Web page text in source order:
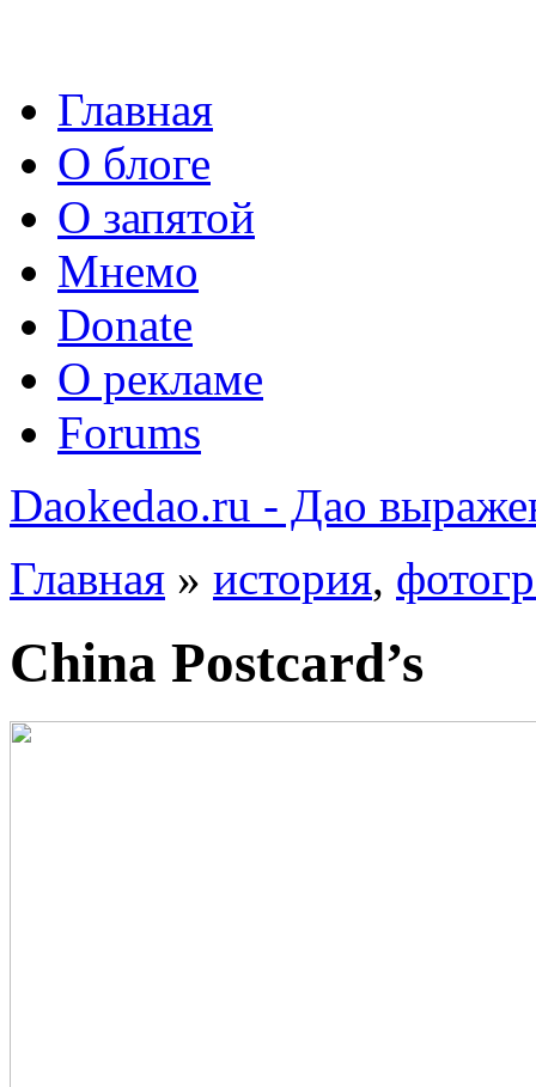
Главная
О блоге
О запятой
Мнемо
Donate
О рекламе
Forums
Daokedao.ru - Дао
Главная » история,
China Postcard’s